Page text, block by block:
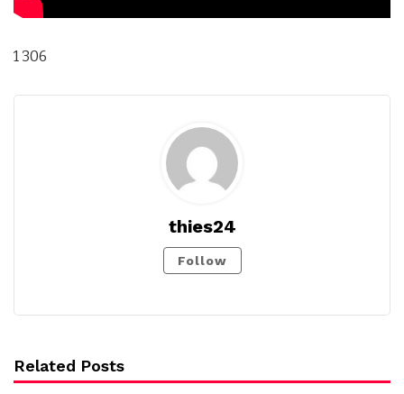
1 306
thies24
Follow
Related Posts